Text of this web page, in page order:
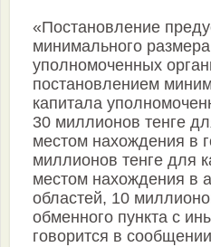
«Постановление
минимального
уполномоченных
постановлением
капитала
30 миллионов тенге
местом нахождения в
миллионов тенге для
местом нахождения в
областей, 10
обменного пункта с
говорится в